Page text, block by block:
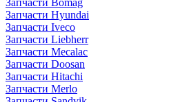
Запчасти Bomag
Запчасти Hyundai
Запчасти Iveco
Запчасти Liebherr
Запчасти Mecalac
Запчасти Doosan
Запчасти Hitachi
Запчасти Merlo